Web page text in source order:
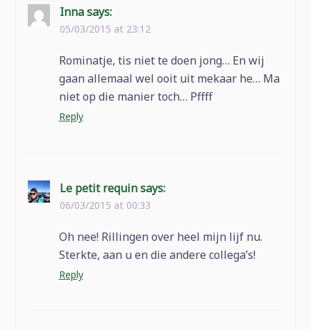
Inna says:
05/03/2015 at 23:12
Rominatje, tis niet te doen jong… En wij
gaan allemaal wel ooit uit mekaar he… Ma
niet op die manier toch… Pffff
Reply
Le petit requin says:
06/03/2015 at 00:33
Oh nee! Rillingen over heel mijn lijf nu.
Sterkte, aan u en die andere collega’s!
Reply